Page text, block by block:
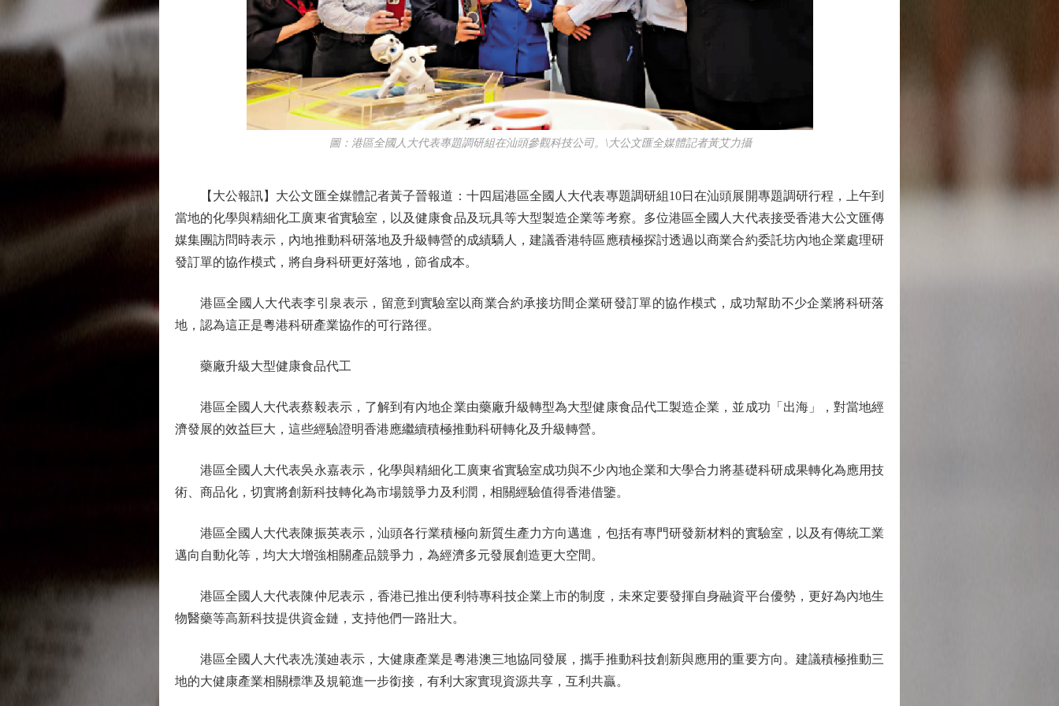
圖：港區全國人大代表專題調研組在汕頭參觀科技公司。\大公文匯全媒體記者黃艾力攝
【大公報訊】大公文匯全媒體記者黃子晉報道：十四屆港區全國人大代表專題調研組10日在汕頭展開專題調研行程，上午到
當地的化學與精細化工廣東省實驗室，以及健康食品及玩具等大型製造企業等考察。多位港區全國人大代表接受香港大公文匯傳
媒集團訪問時表示，內地推動科研落地及升級轉營的成績驕人，建議香港特區應積極探討透過以商業合約委託坊內地企業處理研
發訂單的協作模式，將自身科研更好落地，節省成本。
港區全國人大代表李引泉表示，留意到實驗室以商業合約承接坊間企業研發訂單的協作模式，成功幫助不少企業將科研落
地，認為這正是粵港科研產業協作的可行路徑。
藥廠升級大型健康食品代工
港區全國人大代表蔡毅表示，了解到有內地企業由藥廠升級轉型為大型健康食品代工製造企業，並成功「出海」，對當地經
濟發展的效益巨大，這些經驗證明香港應繼續積極推動科研轉化及升級轉營。
港區全國人大代表吳永嘉表示，化學與精細化工廣東省實驗室成功與不少內地企業和大學合力將基礎科研成果轉化為應用技
術、商品化，切實將創新科技轉化為市場競爭力及利潤，相關經驗值得香港借鑒。
港區全國人大代表陳振英表示，汕頭各行業積極向新質生產力方向邁進，包括有專門研發新材料的實驗室，以及有傳統工業
邁向自動化等，均大大增強相關產品競爭力，為經濟多元發展創造更大空間。
港區全國人大代表陳仲尼表示，香港已推出便利特專科技企業上市的制度，未來定要發揮自身融資平台優勢，更好為內地生
物醫藥等高新科技提供資金鏈，支持他們一路壯大。
港區全國人大代表冼漢廸表示，大健康產業是粵港澳三地協同發展，攜手推動科技創新與應用的重要方向。建議積極推動三
地的大健康產業相關標準及規範進一步銜接，有利大家實現資源共享，互利共贏。